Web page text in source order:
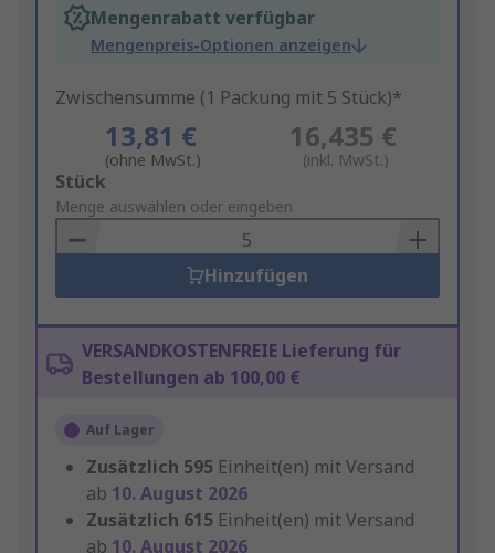
Mengenrabatt verfügbar
Mengenpreis-Optionen anzeigen
Zwischensumme (1 Packung mit 5 Stück)*
13,81 €
(ohne MwSt.)
16,435 €
(inkl. MwSt.)
Add
to
Basket
Stück
Menge auswählen oder eingeben
Hinzufügen
VERSANDKOSTENFREIE Lieferung für
Bestellungen ab 100,00 €
Auf Lager
Zusätzlich 595 Einheit(en) mit Versand
ab 10. August 2026
Zusätzlich 615 Einheit(en) mit Versand
ab 10. August 2026